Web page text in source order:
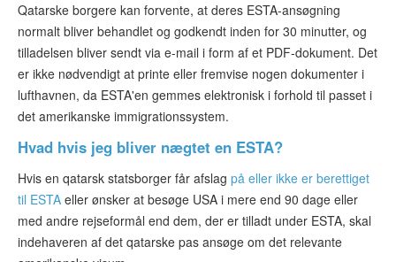
Qatarske borgere kan forvente, at deres ESTA-ansøgning
normalt bliver behandlet og godkendt inden for 30 minutter, og
tilladelsen bliver sendt via e-mail i form af et PDF-dokument. Det
er ikke nødvendigt at printe eller fremvise nogen dokumenter i
lufthavnen, da ESTA'en gemmes elektronisk i forhold til passet i
det amerikanske immigrationssystem.
Hvad hvis jeg bliver nægtet en ESTA?
Hvis en qatarsk statsborger får afslag på eller ikke er berettiget
til ESTA eller ønsker at besøge USA i mere end 90 dage eller
med andre rejseformål end dem, der er tilladt under ESTA, skal
indehaveren af det qatarske pas ansøge om det relevante